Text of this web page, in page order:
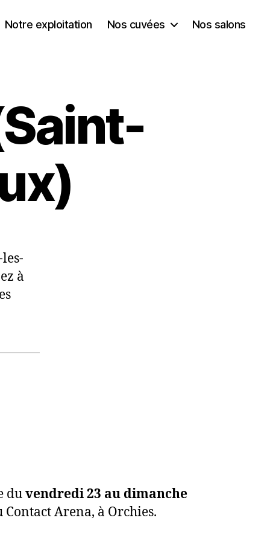
Notre exploitation Nos cuvées Nos salons
à
duvendredi 23 au dimanche
Contact Arena, à Orchies.